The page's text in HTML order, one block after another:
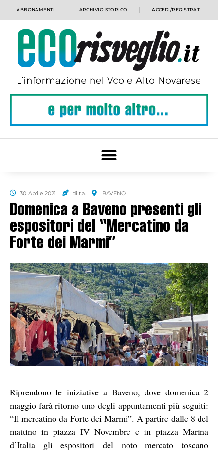
ABBONAMENTI ARCHIVIO STORICO ACCEDI/REGISTRATI
30 Aprile 2021 di t.a. BAVENO
Domenica a Baveno presenti gli
espositori del “Mercatino da
Forte dei Marmi”
Riprendono le iniziative a Baveno, dove domenica 2
maggio farà ritorno uno degli appuntamenti più seguiti:
“Il mercatino da Forte dei Marmi”. A partire dalle 8 del
mattino in piazza IV Novembre e in piazza Marina
d’Italia gli espositori del noto mercato toscano